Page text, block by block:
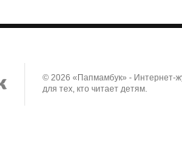
© 2026 «Папмамбук» - Интернет-
для тех, кто читает детям.